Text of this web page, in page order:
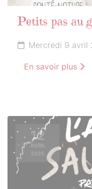
Petits pas au
Mercredi 9 avril
En savoir plus
12
AVRIL
2025